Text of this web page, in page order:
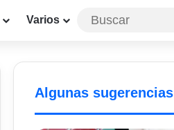
Varios
Algunas sugerencias